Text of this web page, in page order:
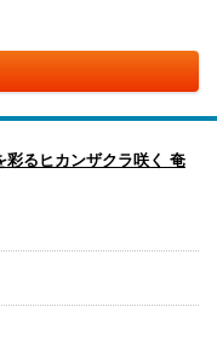
彩るヒカンザクラ咲く 奄